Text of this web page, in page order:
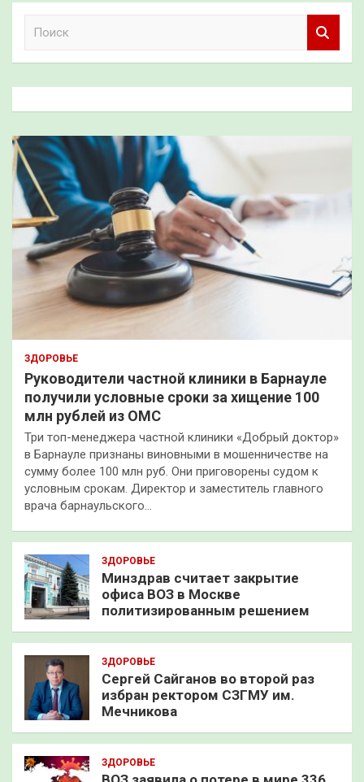
к
ЗДОРОВЬЕ
Руководители частной клиники в Барнауле
получили условные сроки за хищение 100
млн рублей из ОМС
Три топ-менеджера частной клиники «Добрый доктор»
в Барнауле признаны виновными в мошенничестве на
сумму более 100 млн руб. Они приговорены судом к
условным срокам. Директор и заместитель главного
врача барнаульского…
ЗДОРОВЬЕ
Минздрав считает закрытие
офиса ВОЗ в Москве
политизированным решением
ЗДОРОВЬЕ
Сергей Сайганов во второй раз
избран ректором СЗГМУ им.
Мечникова
ЗДОРОВЬЕ